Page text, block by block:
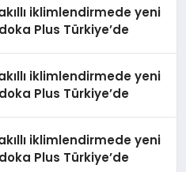
iklimlendirmede yeni
Plus Türkiye’de
iklimlendirmede yeni
Plus Türkiye’de
iklimlendirmede yeni
Plus Türkiye’de